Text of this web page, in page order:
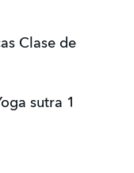
Clase de
sutra 1